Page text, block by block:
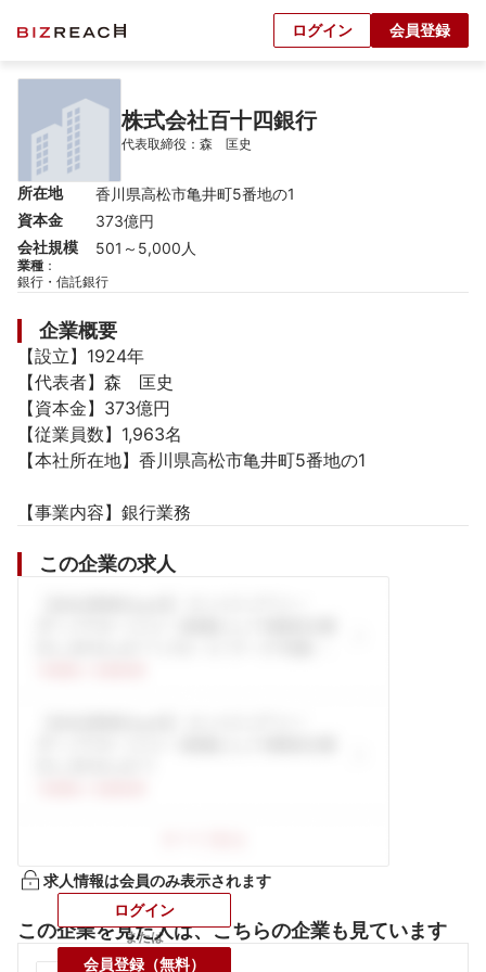
ログイン 会員登録
株式会社百十四銀行
代表取締役：森　匡史
所在地
香川県高松市亀井町5番地の1
資本金
373億円
会社規模
501～5,000人
業種 ：
銀行・信託銀行
企業概要
【設立】1924年
【代表者】森　匡史
【資本金】373億円
【従業員数】1,963名
【本社所在地】香川県高松市亀井町5番地の1
【事業内容】銀行業務
この企業の求人
求人情報は会員のみ表示されます
ログイン
または
会員登録（無料）
この企業を見た人は、こちらの企業も見ています